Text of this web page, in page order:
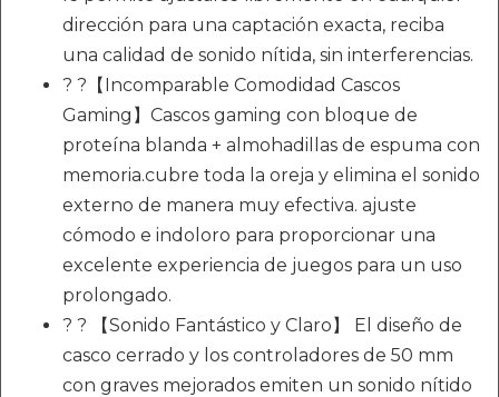
dirección para una captación exacta, reciba
una calidad de sonido nítida, sin interferencias.
? ?【Incomparable Comodidad Cascos
Gaming】Cascos gaming con bloque de
proteína blanda + almohadillas de espuma con
memoria.cubre toda la oreja y elimina el sonido
externo de manera muy efectiva. ajuste
cómodo e indoloro para proporcionar una
excelente experiencia de juegos para un uso
prolongado.
? ? 【Sonido Fantástico y Claro】 El diseño de
casco cerrado y los controladores de 50 mm
con graves mejorados emiten un sonido nítido